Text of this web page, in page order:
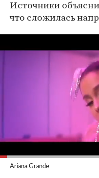
Источники
что сложилась
Ariana Grande